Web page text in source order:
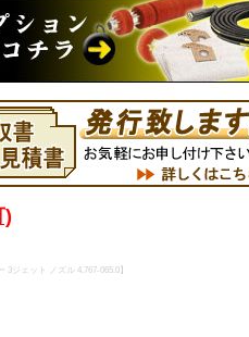
)
ジェット ノズル 4.767-065.0】